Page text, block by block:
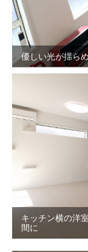
優しい光が揺ら
キッチン横の洋
間に